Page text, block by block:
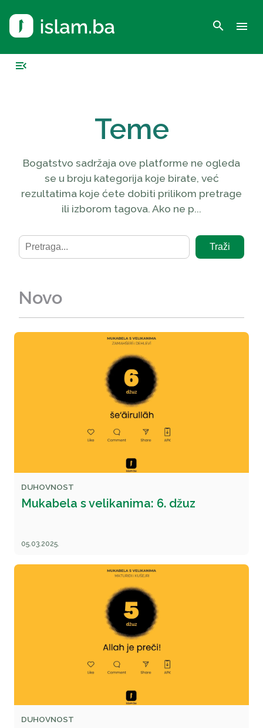
search menu
menu_open
Teme
Bogatstvo sadržaja ove platforme ne ogleda
se u broju kategorija koje birate, već
rezultatima koje ćete dobiti prilikom pretrage
ili izborom tagova. Ako ne p...
Traži
Novo
DUHOVNOST
Mukabela s velikanima: 6. džuz
05.03.2025.
DUHOVNOST